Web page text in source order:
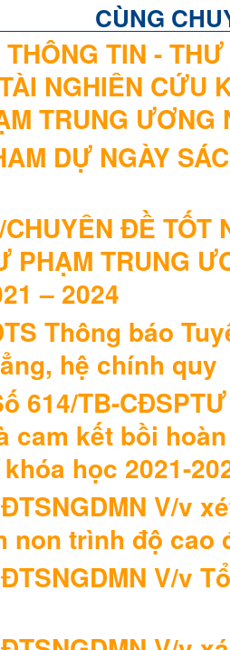
CÙNG
TIN -
NGHIÊN CỨU
TRUNG ƯƠNG
DỰ NGÀY
ĐỀ TỐT
PHẠM TRUNG
– 2024
Thông báo
hệ chính quy
614/TB-
cam kết bồi
học 2021-
V/v
non trình độ cao
V/v